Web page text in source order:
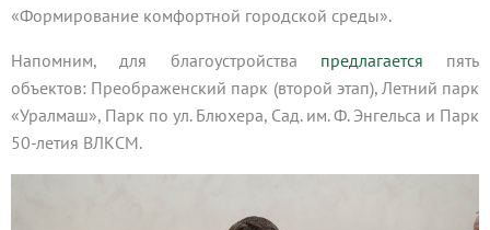
«Формирование комфортной городской среды».
Напомним, для благоустройства предлагается пять
объектов: Преображенский парк (второй этап), Летний парк
«Уралмаш», Парк по ул. Блюхера, Сад. им. Ф. Энгельса и Парк
50-летия ВЛКСМ.